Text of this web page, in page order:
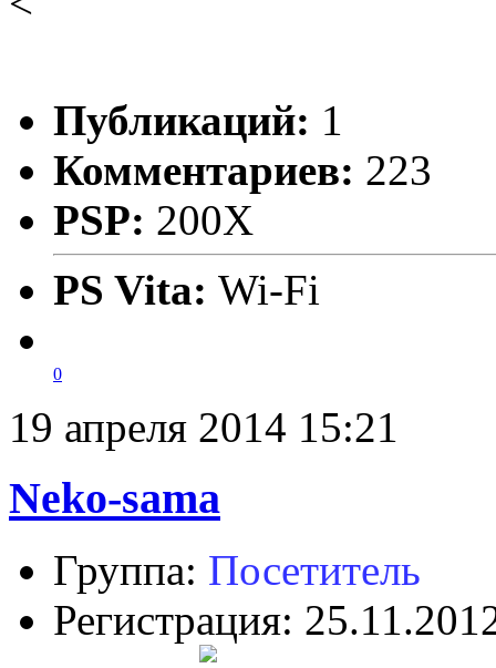
Публикаций: 1
Комментариев: 223
PSP: 200X
PS Vita: Wi-Fi
0
19 апреля 2014 15:21
Neko-sama
Группа: Посетитель
Регистрация: